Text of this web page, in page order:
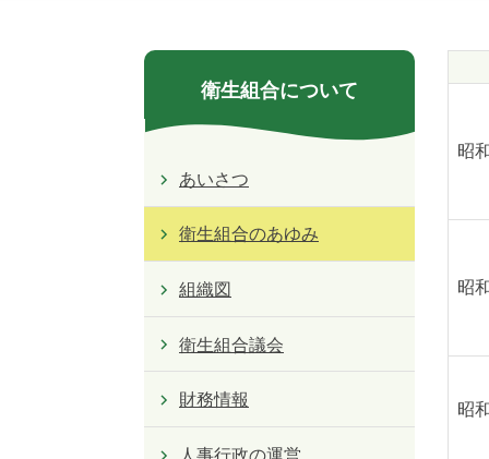
昭
昭
昭
衛生組合について
あいさつ
衛生組合のあゆみ
組織図
衛生組合議会
財務情報